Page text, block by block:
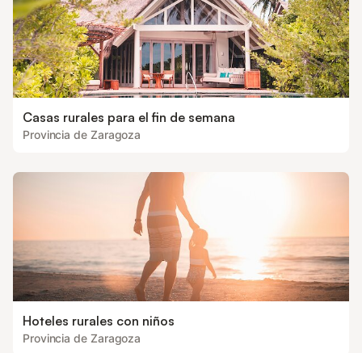
Casas rurales para el fin de semana
Provincia de Zaragoza
Hoteles rurales con niños
Provincia de Zaragoza